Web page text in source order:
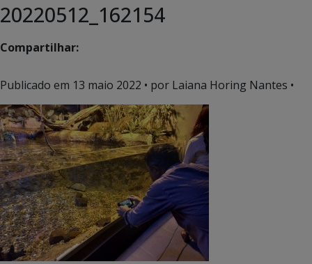
20220512_162154
Compartilhar:
Publicado em 13 maio 2022 • por Laiana Horing Nantes •